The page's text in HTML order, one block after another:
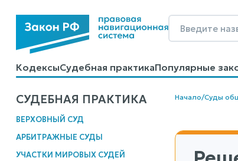
КодексыСудебная практикаПопулярные
КалькуляторыСправочные материалы
СУДЕБНАЯ ПРАКТИКА
ВЕРХОВНЫЙ СУД
АРБИТРАЖНЫЕ СУДЫ
УЧАСТКИ МИРОВЫХ СУДЕЙ
Начало/Суды